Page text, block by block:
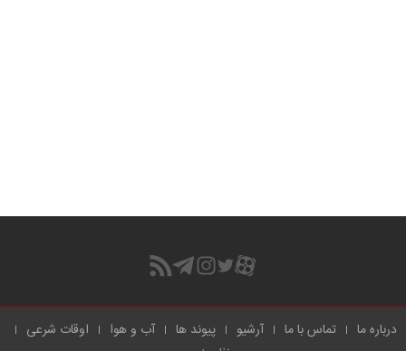
درباره ما تماس با ما آرشیو پیوند ها آب و هوا
اوقات شرعی